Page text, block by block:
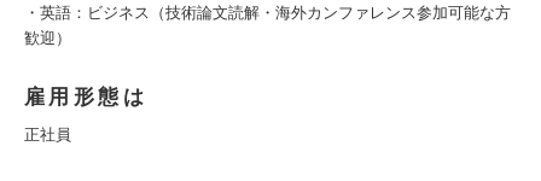
・英語：ビジネス（技術論文読解・海外カンファレンス参加可能な方
歓迎）
雇用形態は
正社員